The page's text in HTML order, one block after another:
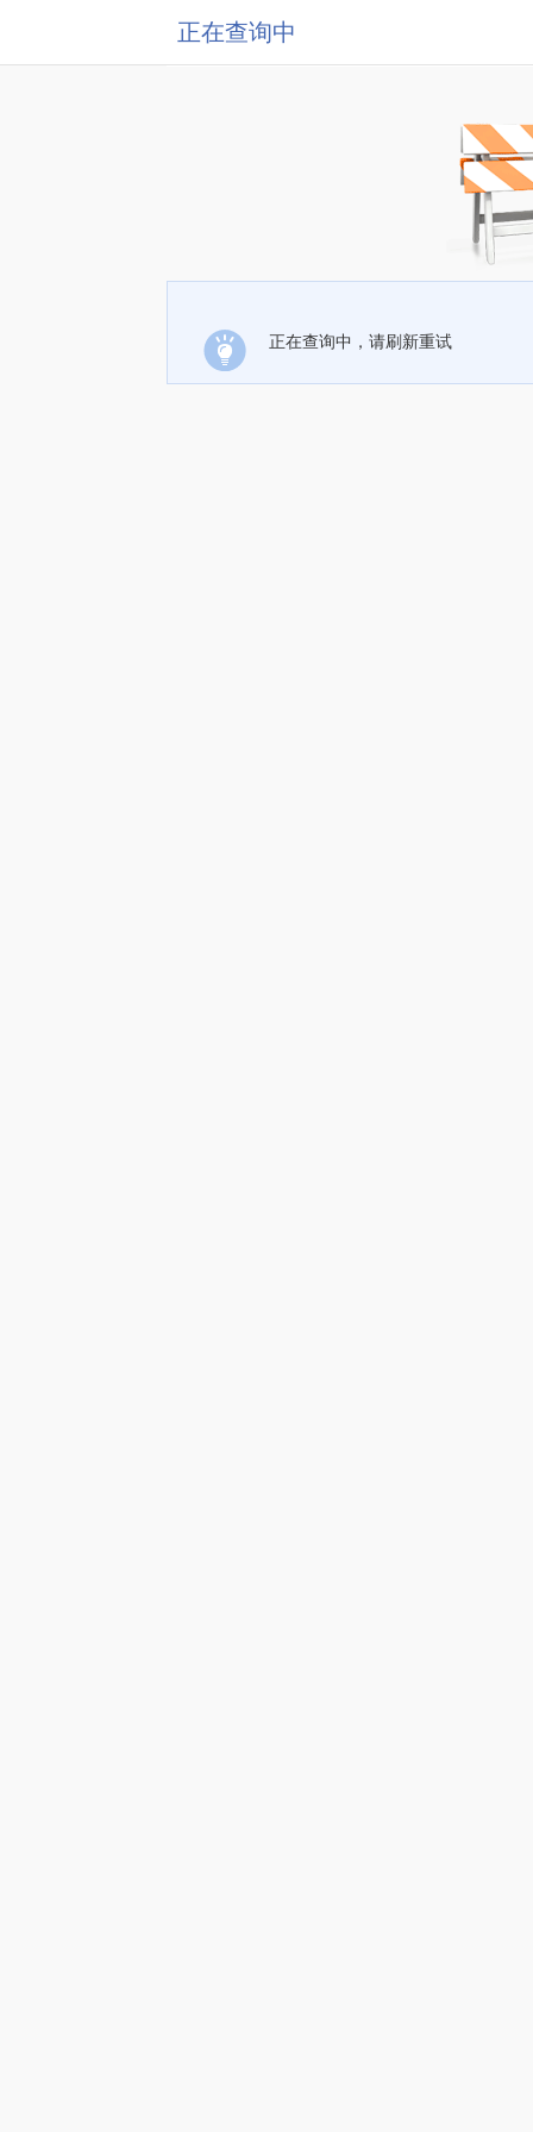
正在查询中
正在查询中，请刷新重试